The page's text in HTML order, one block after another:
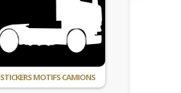
STICKERS MOTIFS CAMIONS